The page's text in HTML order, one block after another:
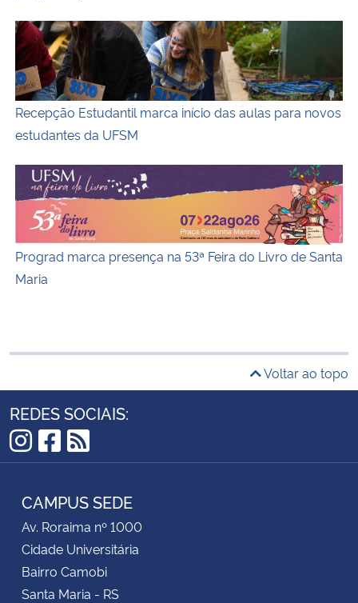
Fotografia colorida na horizontal de uma atividade de
Recepção Estudantil marca início das aulas para novos
estudantes da UFSM
Prograd marca presença na 53ª Feira do Livro de Santa
Prograd marca presença na 53ª Feira do Livro de Santa
Maria
Voltar ao topo
REDES SOCIAIS:
Instagram
Facebook
RSS
CAMPUS SEDE
Av. Roraima nº 1000
Cidade Universitária
Bairro Camobi
Santa Maria - RS